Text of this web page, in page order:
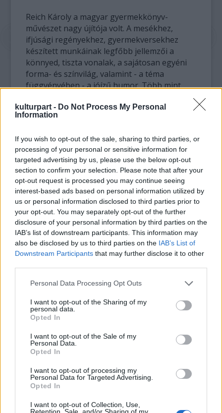
kulturpart - Do Not Process My Personal
Information
If you wish to opt-out of the sale, sharing to third parties, or
processing of your personal or sensitive information for
targeted advertising by us, please use the below opt-out
section to confirm your selection. Please note that after your
opt-out request is processed you may continue seeing
interest-based ads based on personal information utilized by
us or personal information disclosed to third parties prior to
your opt-out. You may separately opt-out of the further
disclosure of your personal information by third parties on the
IAB’s list of downstream participants. This information may
also be disclosed by us to third parties on the IAB’s List of
Downstream Participants that may further disclose it to other
Please note that this website/app uses one or more Google
not limited to your visit or usage behaviour. You may click to
grant or deny consent to Google and its third-party tags to
use your data for below specified purposes in below Google
consent section.
Personal Data Processing Opt Outs
I want to opt-out of the Sharing of my
personal data.
Opted In
I want to opt-out of the Sale of my
Personal Data.
Opted In
I want to opt-out of processing my
Personal Data for Targeted Advertising.
Opted In
I want to opt-out of Collection, Use,
Retention, Sale, and/or Sharing of my
Reich Károly a magyar gyermekkönyv-
művészet nagy újítója volt. A mesékhez,
ifjúsági regényekhez, gyermekversekhez
készített munkáinak legfőbb jellemzői a
könnyed, tiszta vonalak, a sajátosan egyéni
forma- és színvilág, valamint - a téma
függvényében - a jóízű humor. Több mint
vagy krétarajzokkal, vízfestményekkel,
pasztell- vagy temperaképekkel, nemzedékek
formálta.
Nemecsek Ernő és a többi Pál utcai fiú, Nyilas
Misi és társai, Kormos István Vackor mackója,
Benedek Elek mondáinak, Rémusz bácsi
meséinek alakjai, Fekete István Téli
berekjének szereplői mind azt az arcot viselik
az olvasók emlékezetében, amilyenre Reich
Károly képzelete alkotta őket.
Az idősebb korosztályokat megajándékozta
Balassi Bálint, Petőfi Sándor, Ady Endre,
Radnóti Miklós, József Attila, Devecseri
Gábor, a világirodalom nagyjai közül Ovidius,
Shakespeare, Hauptmann, Krleza és mások
műveihez készített illusztrációival. Mitológiai
témájú grafikái az antik görög-római
szépségideál képekben elénk táruló
csodálatos reinkarnációi. "...én még ott tartok,
hogy nem kell túl sokat kívánni a
művészettől. Csak annyit, hogy a szemlélőnek
szerezzen egy kis örömöt" - vallotta.
Az egyszerű, könnyed és hajlékony